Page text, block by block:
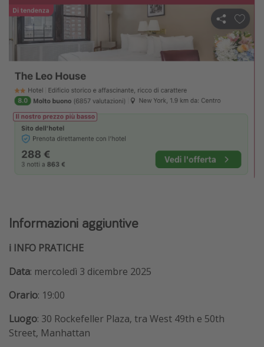
Informazioni aggiuntive
ℹ️ INFO PRATICHE
Data: mercoledì 3 dicembre 2025
Orario: 19:00
Luogo: 30 Rockefeller Plaza, tra West 49th e 50th
Street, Manhattan